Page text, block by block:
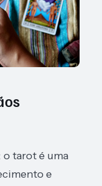
o tarot é uma
e